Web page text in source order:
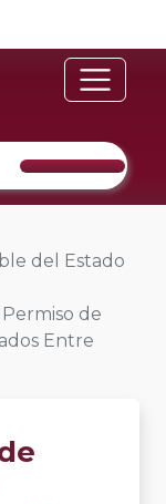
del Estado
de
Entre